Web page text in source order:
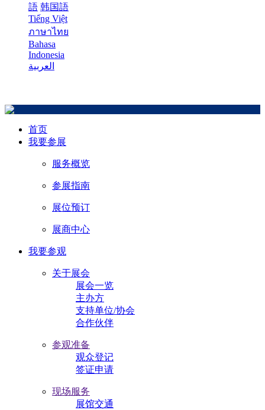
語 韩国語
Tiếng Việt
ภาษาไทย
Bahasa
Indonesia
العربية
首页
我要参展
服务概览
参展指南
展位预订
展商中心
我要参观
关于展会
展会一览
主办方
支持单位/协会
合作伙伴
参观准备
观众登记
签证申请
现场服务
展馆交通